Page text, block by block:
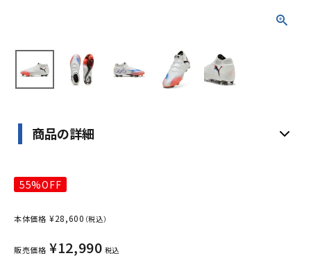
商品の詳細
55%OFF
本体価格 ¥28,600 （税込）
販売価格 ¥12,990 税込